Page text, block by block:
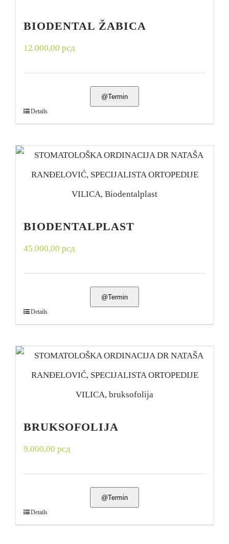
BIODENTAL ŽABICA
12.000,00 рсд
@Termin
Details
BIODENTALPLAST
45.000,00 рсд
@Termin
Details
BRUKSOFOLIJA
9.000,00 рсд
@Termin
Details